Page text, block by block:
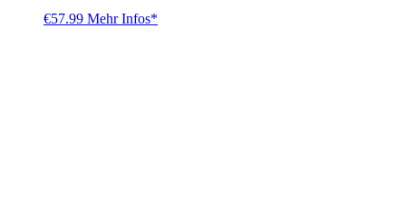
€57.99 Mehr Infos*